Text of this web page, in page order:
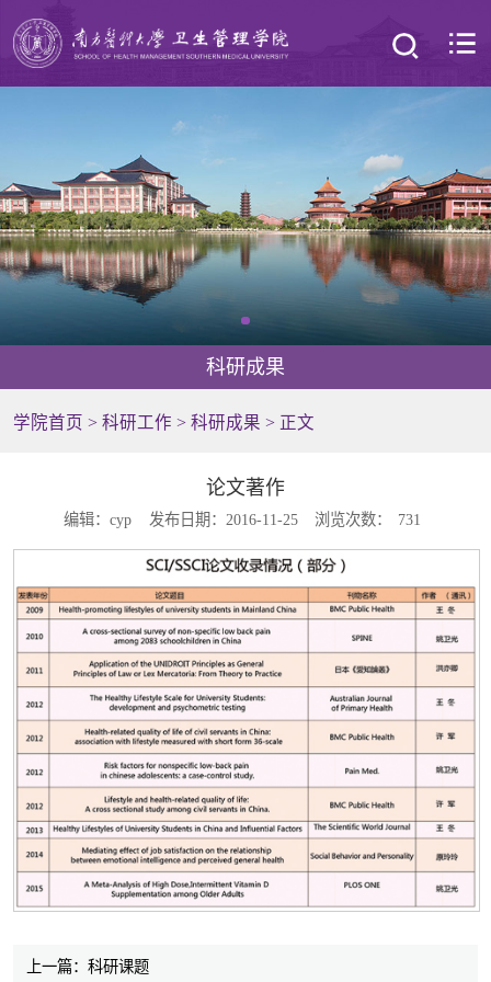
科研成果
学院首页 > 科研工作 > 科研成果 > 正文
论文著作
编辑：cyp 发布日期：2016-11-25 浏览次数： 731
上一篇：科研课题